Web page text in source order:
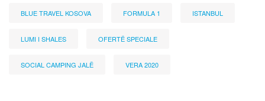
BLUE TRAVEL KOSOVA FORMULA 1 ISTANBUL
LUMI I SHALES OFERTË SPECIALE
SOCIAL CAMPING JALË VERA 2020